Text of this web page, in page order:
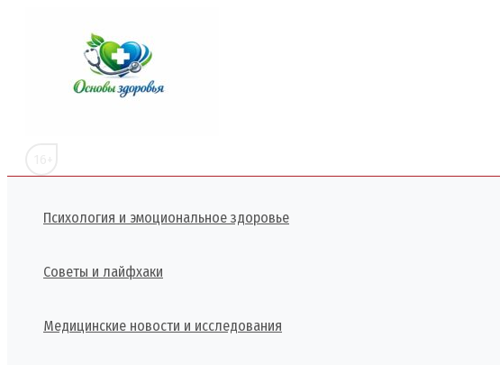
содержимому
Психология и эмоциональное здоровье
Советы и лайфхаки
Медицинские новости и исследования